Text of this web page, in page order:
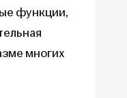
функции,
многих